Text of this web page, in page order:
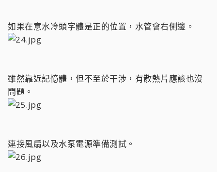
如果在意水冷頭字體是正的位置，水管會右側邊。
雖然靠近記憶體，但不至於干涉，有散熱片應該也沒
問題。
連接風扇以及水泵電源準備測試。